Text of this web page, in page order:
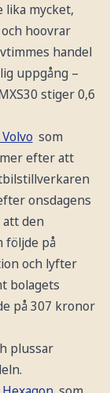
lika mycket,
hoovrar
handel
uppgång –
stiger 0,6
som
efter att
onsdagens
att den
följde på
och lyfter
bolagets
på 307 kronor
plussar